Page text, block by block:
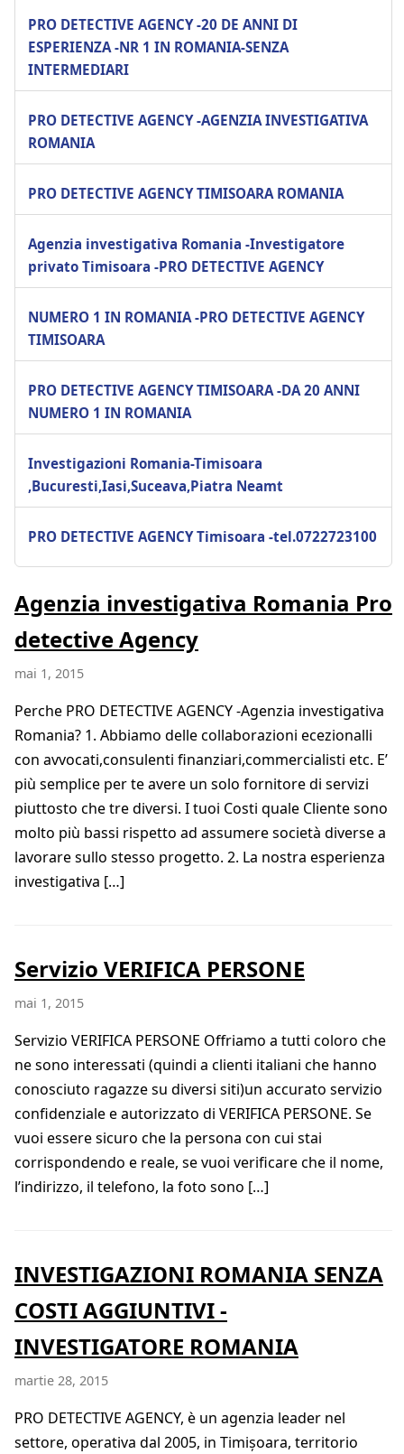
PRO DETECTIVE AGENCY -20 DE ANNI DI
ESPERIENZA -NR 1 IN ROMANIA-SENZA
INTERMEDIARI
PRO DETECTIVE AGENCY -AGENZIA INVESTIGATIVA
ROMANIA
PRO DETECTIVE AGENCY TIMISOARA ROMANIA
Agenzia investigativa Romania -Investigatore
privato Timisoara -PRO DETECTIVE AGENCY
NUMERO 1 IN ROMANIA -PRO DETECTIVE AGENCY
TIMISOARA
PRO DETECTIVE AGENCY TIMISOARA -DA 20 ANNI
NUMERO 1 IN ROMANIA
Investigazioni Romania-Timisoara
,Bucuresti,Iasi,Suceava,Piatra Neamt
PRO DETECTIVE AGENCY Timisoara -tel.0722723100
Agenzia investigativa Romania Pro
detective Agency
mai 1, 2015
Perche PRO DETECTIVE AGENCY -Agenzia investigativa
Romania? 1. Abbiamo delle collaborazioni ecezionalli
con avvocati,consulenti finanziari,commercialisti etc. E’
più semplice per te avere un solo fornitore di servizi
piuttosto che tre diversi. I tuoi Costi quale Cliente sono
molto più bassi rispetto ad assumere società diverse a
lavorare sullo stesso progetto. 2. La nostra esperienza
investigativa […]
Servizio VERIFICA PERSONE
mai 1, 2015
Servizio VERIFICA PERSONE Offriamo a tutti coloro che
ne sono interessati (quindi a clienti italiani che hanno
conosciuto ragazze su diversi siti)un accurato servizio
confidenziale e autorizzato di VERIFICA PERSONE. Se
vuoi essere sicuro che la persona con cui stai
corrispondendo e reale, se vuoi verificare che il nome,
l’indirizzo, il telefono, la foto sono […]
INVESTIGAZIONI ROMANIA SENZA
COSTI AGGIUNTIVI -
INVESTIGATORE ROMANIA
martie 28, 2015
PRO DETECTIVE AGENCY, è un agenzia leader nel
settore, operativa dal 2005, in Timișoara, territorio